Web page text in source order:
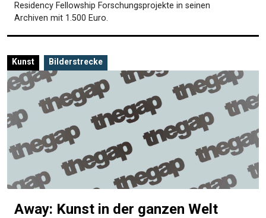
Residency Fellowship Forschungsprojekte in seinen
Archiven mit 1.500 Euro.
Kunst Bilderstrecke
Away: Kunst in der ganzen Welt